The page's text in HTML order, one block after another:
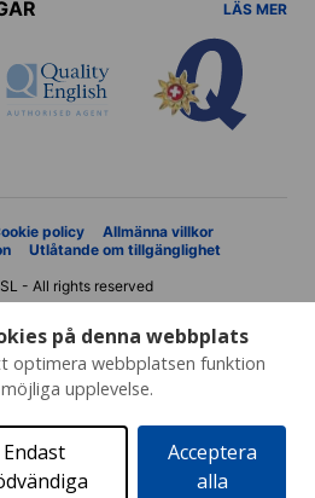
på denna webbplats
optimera webbplatsen funktion
upplevelse.
Acceptera
alla
Endast
LÄS MER
policy
Allmänna villkor
Utlåtande om tillgänglighet
- All rights reserved